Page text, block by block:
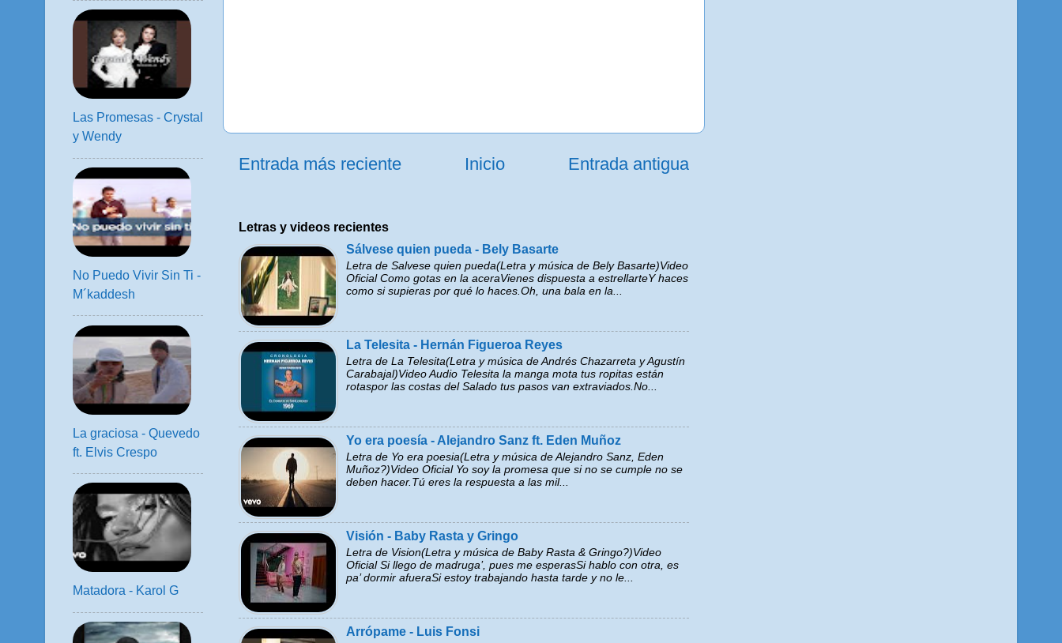
Entrada más reciente Entrada antigua
Inicio
Letras y videos recientes
Sálvese quien pueda - Bely Basarte
Letra de Salvese quien pueda(Letra y música de Bely Basarte)Video
Oficial Como gotas en la aceraVienes dispuesta a estrellarteY haces
como si supieras por qué lo haces.Oh, una bala en la...
La Telesita - Hernán Figueroa Reyes
Letra de La Telesita(Letra y música de Andrés Chazarreta y Agustín
Carabajal)Video Audio Telesita la manga mota tus ropitas están
rotaspor las costas del Salado tus pasos van extraviados.No...
Yo era poesía - Alejandro Sanz ft. Eden Muñoz
Letra de Yo era poesia(Letra y música de Alejandro Sanz, Eden
Muñoz?)Video Oficial Yo soy la promesa que si no se cumple no se
deben hacer.Tú eres la respuesta a las mil...
Visión - Baby Rasta y Gringo
Letra de Vision(Letra y música de Baby Rasta & Gringo?)Video
Oficial Si llego de madruga’, pues me esperasSi hablo con otra, es
pa’ dormir afueraSi estoy trabajando hasta tarde y no le...
Arrópame - Luis Fonsi
Las Promesas - Crystal
y Wendy
No Puedo Vivir Sin Ti -
M´kaddesh
La graciosa - Quevedo
ft. Elvis Crespo
Matadora - Karol G